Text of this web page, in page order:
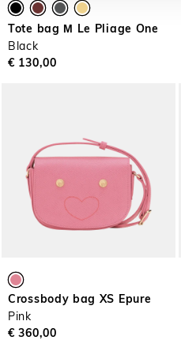
Tote bag Μ Le Pliage One
Black
€ 130,00
Crossbody bag XS Epure
Pink
€ 360,00